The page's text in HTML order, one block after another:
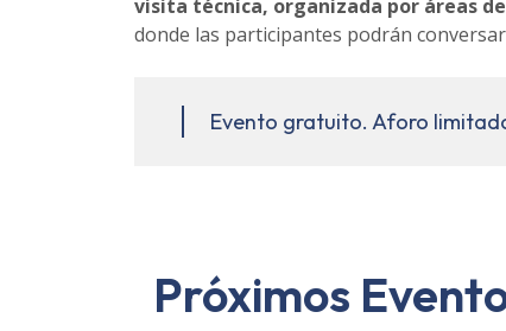
visita técnica, organizada por áreas
donde las participantes podrán
Evento gratuito. Aforo
Próximos